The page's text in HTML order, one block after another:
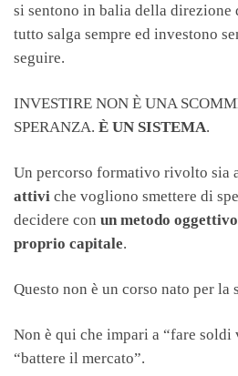
si sentono in balia della direzione
tutto salga sempre ed investono
seguire.
INVESTIRE NON È UNA
SPERANZA. È UN SISTEMA.
Un percorso formativo rivolto sia
attivi che vogliono smettere di
decidere con un metodo
proprio capitale.
Questo non è un corso nato per la
Non è qui che impari a “fare soldi
“battere il mercato”.